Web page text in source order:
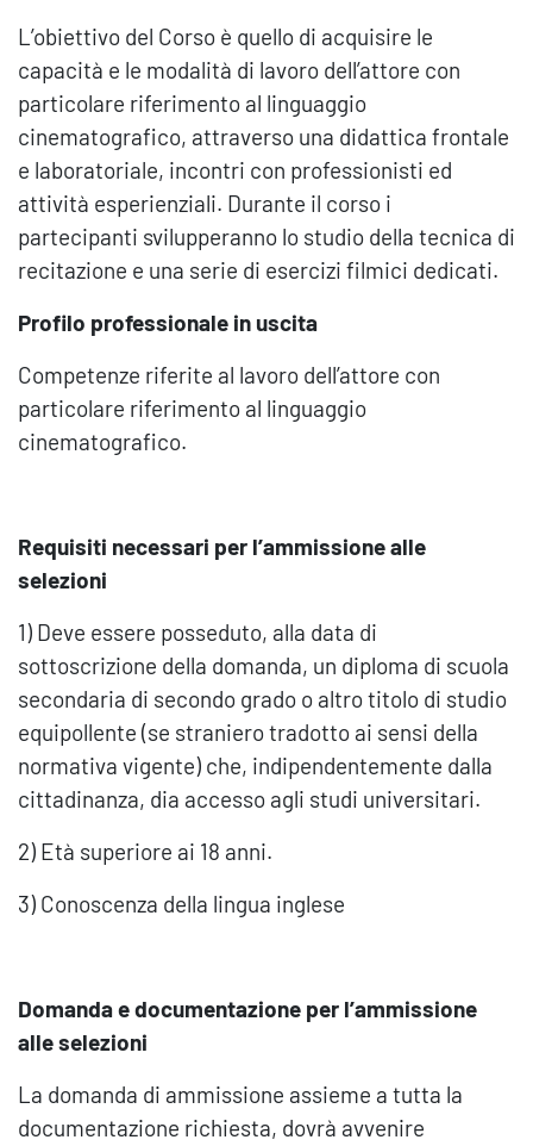
L’obiettivo del Corso è quello di acquisire le
capacità e le modalità di lavoro dell’attore con
particolare riferimento al linguaggio
cinematografico, attraverso una didattica frontale
e laboratoriale, incontri con professionisti ed
attività esperienziali. Durante il corso i
partecipanti svilupperanno lo studio della tecnica di
recitazione e una serie di esercizi filmici dedicati.
Profilo professionale in uscita
Competenze riferite al lavoro dell’attore con
particolare riferimento al linguaggio
cinematografico.
Requisiti necessari per l’ammissione alle
selezioni
1) Deve essere posseduto, alla data di
sottoscrizione della domanda, un diploma di scuola
secondaria di secondo grado o altro titolo di studio
equipollente (se straniero tradotto ai sensi della
normativa vigente) che, indipendentemente dalla
cittadinanza, dia accesso agli studi universitari.
2) Età superiore ai 18 anni.
3) Conoscenza della lingua inglese
Domanda e documentazione per l’ammissione
alle selezioni
La domanda di ammissione assieme a tutta la
documentazione richiesta, dovrà avvenire